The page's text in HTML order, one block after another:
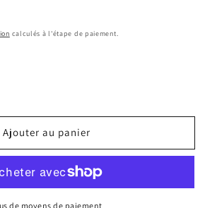
calculés à l'étape de paiement.
Ajouter au panier
de moyens de paiement